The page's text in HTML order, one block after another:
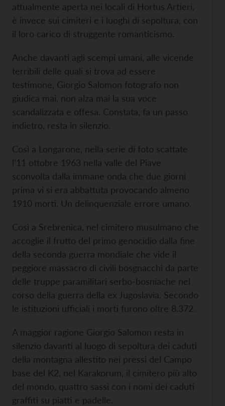
attualmente aperta nei locali di Hortus Artieri,
è invece sui cimiteri e i luoghi di sepoltura, con
il loro carico di struggente romanticismo.
Anche davanti agli scempi umani, alle vicende
terribili delle quali si trova ad essere
testimone, Giorgio Salomon fotografo non
giudica mai, non alza mai la sua voce
scandalizzata e offesa. Constata, fa un passo
indietro, resta in silenzio.
Così a Longarone, nella serie di foto scattate
l’11 ottobre 1963 nella valle del Piave
sconvolta dalla immane onda che due giorni
prima vi si era abbattuta provocando almeno
1910 morti. Un delinquenziale errore umano.
Così a Srebrenica, nel cimitero musulmano che
accoglie il frutto del primo genocidio dalla fine
della seconda guerra mondiale che vide il
peggiore massacro di civili bosgnacchi da parte
delle truppe paramilitari serbo-bosniache nel
corso della guerra della ex Jugoslavia. Secondo
le istituzioni ufficiali i morti furono oltre 8.372.
A maggior ragione Giorgio Salomon resta in
silenzio davanti al luogo di sepoltura dei caduti
della montagna allestito nei pressi del Campo
base del K2, nel Karakorum, il cimitero più alto
del mondo, quattro sassi con i nomi dei caduti
graffiti su piatti e padelle.